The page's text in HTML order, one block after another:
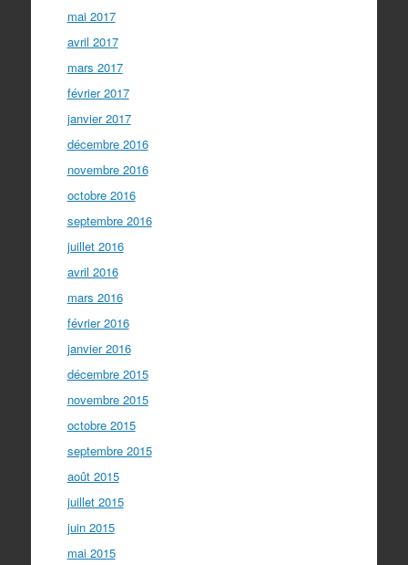
mai 2017
avril 2017
mars 2017
février 2017
janvier 2017
décembre 2016
novembre 2016
octobre 2016
septembre 2016
juillet 2016
avril 2016
mars 2016
février 2016
janvier 2016
décembre 2015
novembre 2015
octobre 2015
septembre 2015
août 2015
juillet 2015
juin 2015
mai 2015